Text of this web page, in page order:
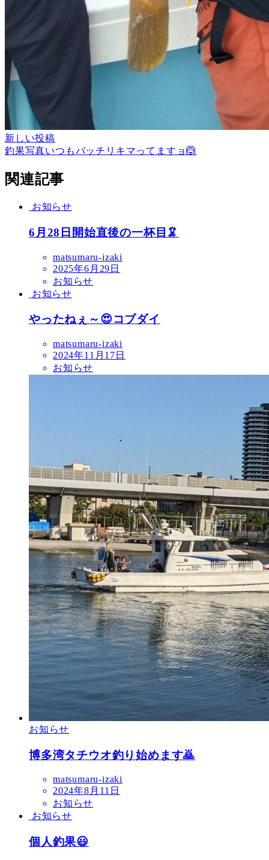
新しい投稿
釣果写真いつもバッチリキマってますョ🙆
関連記事
お知らせ
6月28日開始直後の一杯目🦑
matsumaru-izaki
2025年6月29日
お知らせ
お知らせ
やったねぇ～😍コブダイ
matsumaru-izaki
2024年11月17日
お知らせ
お知らせ
博多湾タチウオ釣り始めます🙇
matsumaru-izaki
2024年8月11日
お知らせ
お知らせ
個人釣果😃